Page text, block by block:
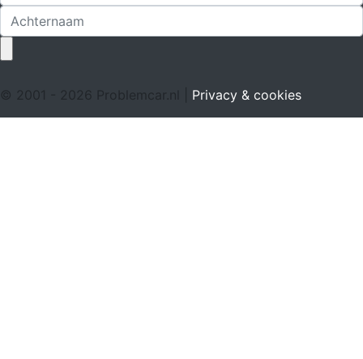
© 2001 - 2026 Problemcar.nl | Privacy & cookies